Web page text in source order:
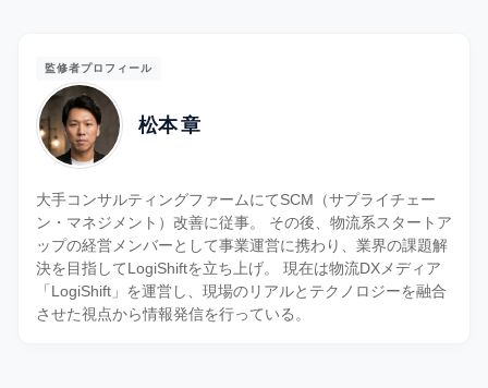
監修者プロフィール
松本 章
大手コンサルティングファームにてSCM（サプライチェー
ン・マネジメント）改善に従事。 その後、物流系スタートア
ップの経営メンバーとして事業運営に携わり、業界の課題解
決を目指してLogiShiftを立ち上げ。 現在は物流DXメディア
「LogiShift」を運営し、現場のリアルとテクノロジーを融合
させた視点から情報発信を行っている。